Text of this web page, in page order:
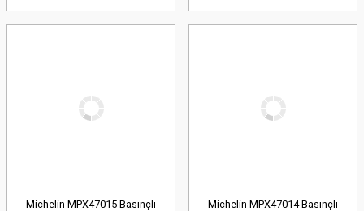
Michelin MPX47015 Basınçlı
Michelin MPX47014 Basınçlı